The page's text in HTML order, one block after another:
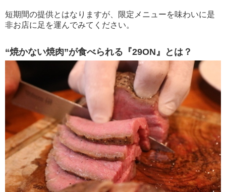
短期間の提供とはなりますが、限定メニューを味わいに是
非お店に足を運んでみてください。
“焼かない焼肉”が食べられる『29ON』とは？